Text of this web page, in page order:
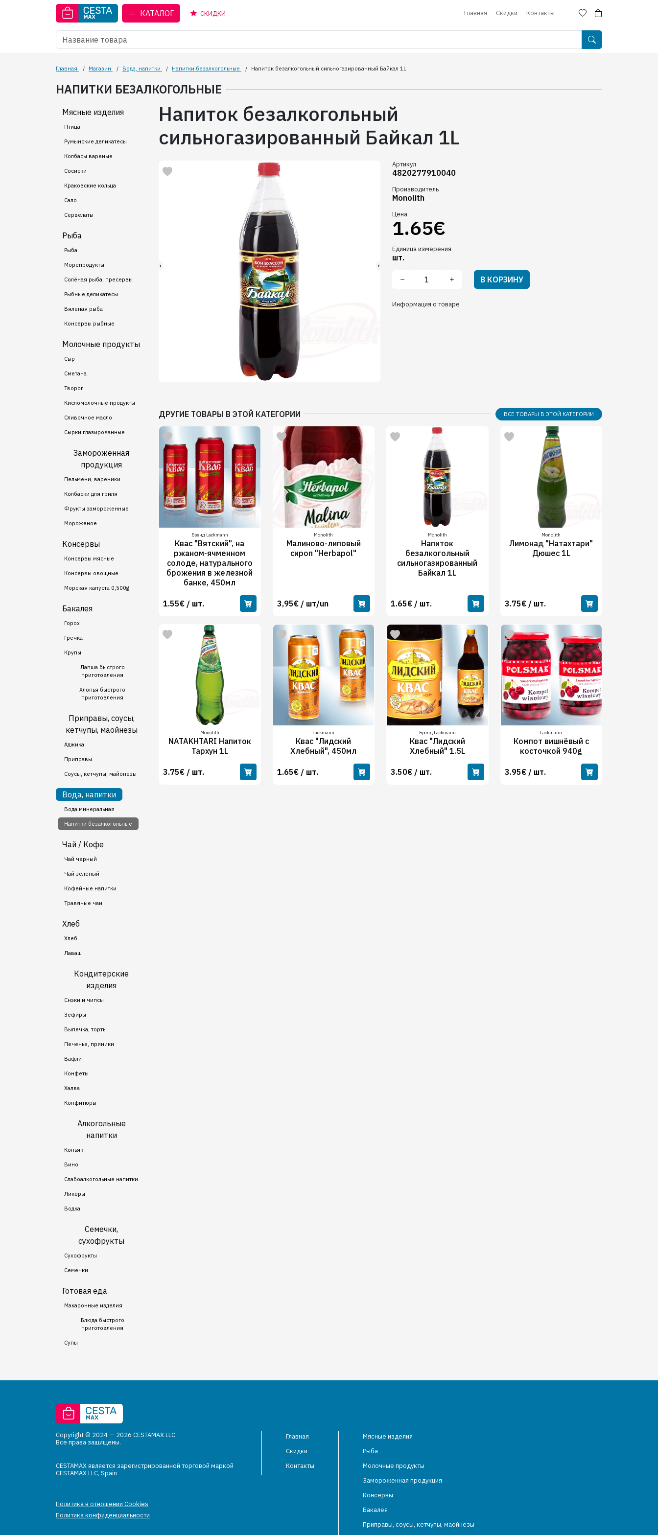
КАТАЛОГ СКИДКИ Главная Скидки Контакты
Главная / Магазин / Вода, напитки / Напитки безалкогольные / Напиток безалкогольный сильногазированный Байкал 1L
НАПИТКИ БЕЗАЛКОГОЛЬНЫЕ
Мясные изделия
Птица
Румынские деликатесы
Колбасы вареные
Сосиски
Краковские кольца
Сало
Сервелаты
Рыба
Рыба
Морепродукты
Солёная рыба, пресервы
Рыбные деликатесы
Вяленая рыба
Консервы рыбные
Молочные продукты
Сыр
Сметана
Творог
Кисломолочные продукты
Сливочное масло
Сырки глазированные
Замороженная
продукция
Пельмени, вареники
Колбаски для гриля
Фрукты замороженные
Мороженое
Консервы
Консервы мясные
Консервы овощные
Морская капуста 0,500g
Бакалея
Горох
Гречка
Крупы
Лапша быстрого
приготовления
Хлопья быстрого
приготовления
Приправы, соусы,
кетчупы, маойнезы
Аджика
Приправы
Соусы, кетчупы, майонезы
Вода, напитки
Вода минеральная
Напитки безалкогольные
Чай / Кофе
Чай черный
Чай зеленый
Кофейные напитки
Травяные чаи
Хлеб
Хлеб
Лаваш
Кондитерские
изделия
Снэки и чипсы
Зефиры
Выпечка, торты
Печенье, пряники
Вафли
Конфеты
Халва
Конфитюры
Алкогольные
напитки
Коньяк
Вино
Слабоалкогольные напитки
Ликеры
Водка
Семечки,
сухофрукты
Сухофрукты
Семечки
Готовая еда
Макаронные изделия
Блюда быстрого
приготовления
Супы
Напиток безалкогольный
сильногазированный Байкал 1L
Артикул
4820277910040
Производитель
Monolith
Цена
1.65€
Единица измерения
шт.
В КОРЗИНУ
Информация о товаре
ДРУГИЕ ТОВАРЫ В ЭТОЙ КАТЕГОРИИ ВСЕ ТОВАРЫ В ЭТОЙ КАТЕГОРИИ
Бренд Lackmann
Квас "Вятский", на
ржаном-ячменном
солоде, натурального
брожения в железной
банке, 450мл
1.55€ / шт.
Monolith
Малиново-липовый
сироп "Herbapol"
3,95€ / шт/un
Monolith
Напиток
безалкогольный
сильногазированный
Байкал 1L
1.65€ / шт.
Monolith
Лимонад "Натахтари"
Дюшес 1L
3.75€ / шт.
Monolith
NATAKHTARI Напиток
Тархун 1L
3.75€ / шт.
Lackmann
Квас "Лидский
Хлебный", 450мл
1.65€ / шт.
Бренд Lackmann
Квас "Лидский
Хлебный" 1.5L
3.50€ / шт.
Lackmann
Компот вишнёвый с
косточкой 940g
3.95€ / шт.
Copyright © 2024 — 2026 CESTAMAX LLC
Все права защищены.
CESTAMAX является зарегистрированной торговой маркой
CESTAMAX LLC, Spain
Политика в отношении Cookies
Политика конфиденциальности
Главная
Скидки
Контакты
Мясные изделия
Рыба
Молочные продукты
Замороженная продукция
Консервы
Бакалея
Приправы, соусы, кетчупы, маойнезы